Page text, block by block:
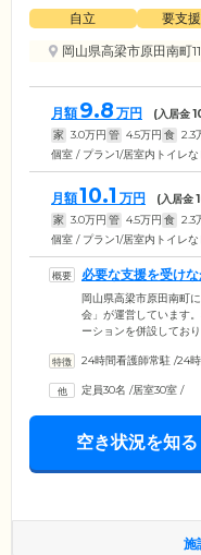
自立 要支援
岡山県高梁市原田南町
月額 9.8 万円 (入居金
家 3.0万円 管 4.5万円 食 2.3
個室 / プラン1/居室内トイレな
月額10.1 万円 (入居金
家 3.0万円 管 4.5万円 食 2.3
個室 / プラン1/居室内トイレな
必要な支援を受け
岡山県高梁市原田南町
会」が運営しています
ーションを併設してお
いただくことも可能で
安心して暮らせる住ま
24時間看護師常駐 /24
定員30名 /居室30室 /
空き状況を知る
施